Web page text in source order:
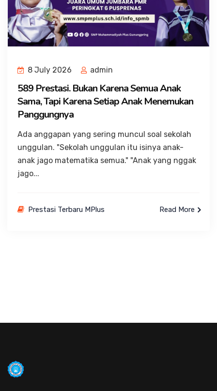
8 July 2026 admin
589 Prestasi. Bukan Karena Semua Anak
Sama, Tapi Karena Setiap Anak Menemukan
Panggungnya
Ada anggapan yang sering muncul soal sekolah
unggulan. "Sekolah unggulan itu isinya anak-
anak jago matematika semua." "Anak yang nggak
jago...
Prestasi Terbaru MPlus Read More